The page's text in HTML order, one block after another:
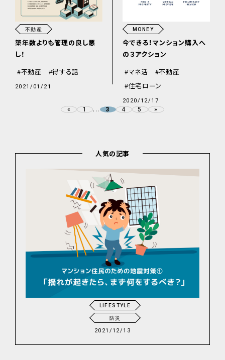
不動産
築年数よりも管理の良し悪
し！
不動産
得する話
2021/01/21
MONEY
今できる！マンション購入へ
の３アクション
マネ活
不動産
住宅ローン
2020/12/17
« 1 ... 3 4 5 »
人気の記事
LIFESTYLE
防災
2021/12/13